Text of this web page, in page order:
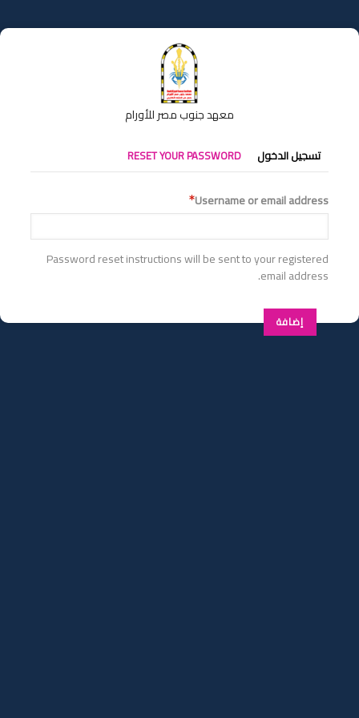
إلى
المحتوى
معهد جنوب مصر للأورام
التبويبات
الأساسية
تسجيل الدخول RESET YOUR PASSWORD
Username or email address
Password reset instructions will be sent to your registered
email address.